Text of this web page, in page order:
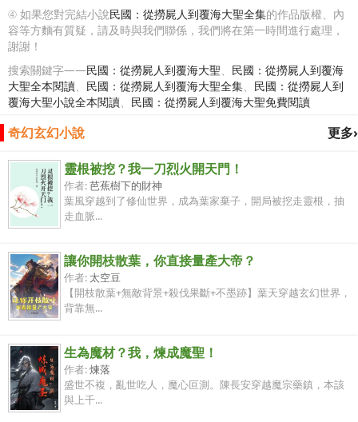
④ 如果您對完結小說民國：從撈屍人到覆海大聖全集的作品版權、內
容等方麵有質疑，請及時與我們聯係，我們將在第一時間進行處理，
謝謝！
搜索關鍵字——民國：從撈屍人到覆海大聖、 民國：從撈屍人到覆海
大聖全本閱讀、 民國：從撈屍人到覆海大聖全集、 民國：從撈屍人到
覆海大聖小說全本閱讀、 民國：從撈屍人到覆海大聖免費閱讀
更多›
奇幻玄幻小說
靈根被挖？我一刀烈火開天門！
作者:芭蕉樹下的財神
葉風穿越到了修仙世界，成為葉家棄子，開局被挖走靈根，抽
走血脈...
讓你開枝散葉，你直接量產大帝？
作者: 太空豆
【開枝散葉+無敵背景+殺伐果斷+不墨跡】葉天穿越玄幻世界，
背靠無...
生為魔材？我，煉成魔聖！
作者:煉落
盛世不複，亂世吃人，魔心叵測。陳長安穿越魔宗藥鎮，本該
與上千...